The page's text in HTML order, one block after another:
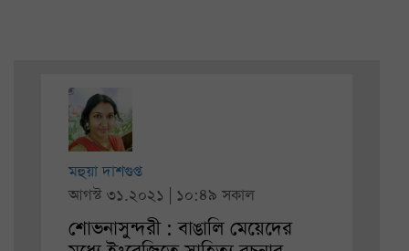
মহুয়া দাশগুপ্ত
আগস্ট ৩১.২০২১ | ১০:৪৯ সকাল
শোভনাসুন্দরী : বাঙালি মেয়েদের